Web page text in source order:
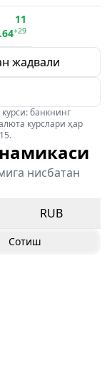
11
+29
жадвали
банкнинг
курслари ҳар
нисбатан
RUB
Сотиш